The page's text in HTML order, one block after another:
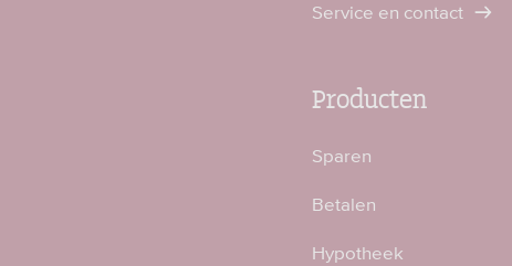
Service en contact
Producten
Sparen
Betalen
Hypotheek